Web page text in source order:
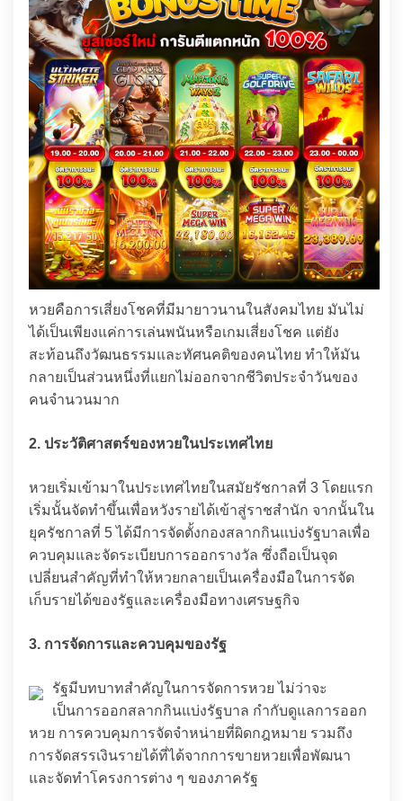
หวยคือการเสี่ยงโชคที่มีมายาวนานในสังคมไทย มันไม่
ได้เป็นเพียงแค่การเล่นพนันหรือเกมเสี่ยงโชค แต่ยัง
สะท้อนถึงวัฒนธรรมและทัศนคติของคนไทย ทำให้มัน
กลายเป็นส่วนหนึ่งที่แยกไม่ออกจากชีวิตประจำวันของ
คนจำนวนมาก
2. ประวัติศาสตร์ของหวยในประเทศไทย
หวยเริ่มเข้ามาในประเทศไทยในสมัยรัชกาลที่ 3 โดยแรก
เริ่มนั้นจัดทำขึ้นเพื่อหวังรายได้เข้าสู่ราชสำนัก จากนั้นใน
ยุครัชกาลที่ 5 ได้มีการจัดตั้งกองสลากกินแบ่งรัฐบาลเพื่อ
ควบคุมและจัดระเบียบการออกรางวัล ซึ่งถือเป็นจุด
เปลี่ยนสำคัญที่ทำให้หวยกลายเป็นเครื่องมือในการจัด
เก็บรายได้ของรัฐและเครื่องมือทางเศรษฐกิจ
3. การจัดการและควบคุมของรัฐ
รัฐมีบทบาทสำคัญในการจัดการหวย ไม่ว่าจะ
เป็นการออกสลากกินแบ่งรัฐบาล กำกับดูแลการออก
หวย การควบคุมการจัดจำหน่ายที่ผิดกฎหมาย รวมถึง
การจัดสรรเงินรายได้ที่ได้จากการขายหวยเพื่อพัฒนา
และจัดทำโครงการต่าง ๆ ของภาครัฐ